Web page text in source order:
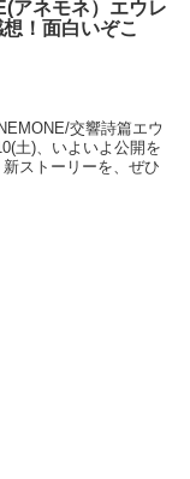
アネモネ）エウレ
！面白いぞこ
交響詩篇エウ
土)、いよいよ公開を
ストーリーを、ぜひ